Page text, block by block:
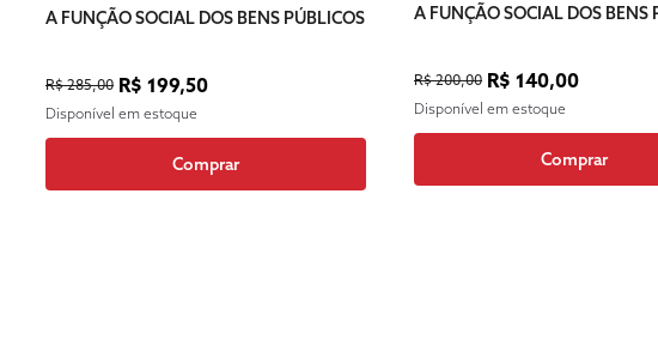
A FUNÇÃO SOCIAL DOS BENS PÚBLICOS
R$ 285,00 R$ 199,50
Disponível em estoque
Comprar
A FUNÇÃO SOCIAL DOS BENS
R$ 200,00 R$ 140,00
Disponível em estoque
Comprar